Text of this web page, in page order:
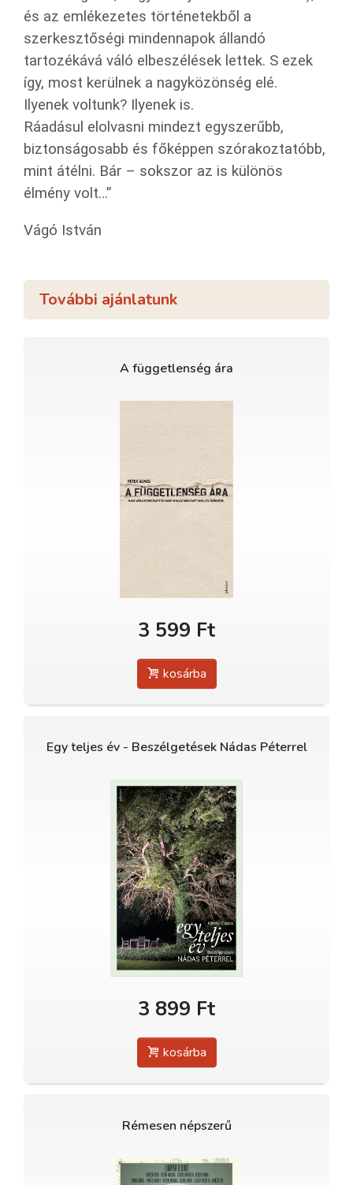
és az emlékezetes történetekből a
szerkesztőségi mindennapok állandó
tartozékává váló elbeszélések lettek. S ezek
így, most kerülnek a nagyközönség elé.
Ilyenek voltunk? Ilyenek is.
Ráadásul elolvasni mindezt egyszerűbb,
biztonságosabb és főképpen szórakoztatóbb,
mint átélni. Bár – sokszor az is különös
élmény volt…”
Vágó István
További ajánlatunk
A függetlenség ára
3 599 Ft
kosárba
Egy teljes év - Beszélgetések Nádas Péterrel
3 899 Ft
kosárba
Rémesen népszerű